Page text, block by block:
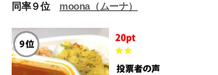
同率９位 moona（ムーナ）